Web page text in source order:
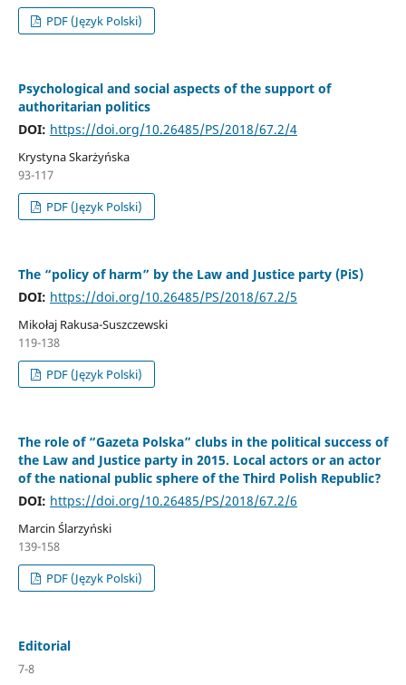
PDF (Język Polski)
Psychological and social aspects of the support of
authoritarian politics
DOI: https://doi.org/10.26485/PS/2018/67.2/4
Krystyna Skarżyńska
93-117
PDF (Język Polski)
The “policy of harm” by the Law and Justice party (PiS)
DOI: https://doi.org/10.26485/PS/2018/67.2/5
Mikołaj Rakusa-Suszczewski
119-138
PDF (Język Polski)
The role of “Gazeta Polska” clubs in the political success of
the Law and Justice party in 2015. Local actors or an actor
of the national public sphere of the Third Polish Republic?
DOI: https://doi.org/10.26485/PS/2018/67.2/6
Marcin Ślarzyński
139-158
PDF (Język Polski)
Editorial
7-8